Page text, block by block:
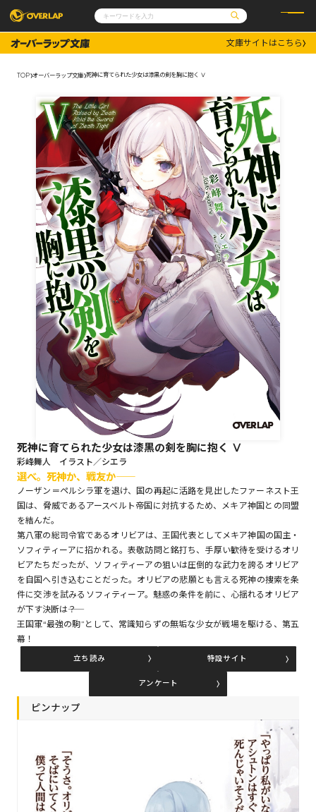
コミックガルド
コミッククリエ
文庫
ノベルス
その他
コミックエッセイ
ポケットモンスター
アニメ
ゲーム
通販・NEWS
OVERLAP STORE
オーバーラップ広報室
企業
会社概要
採用情報
アクセス
オーバーラップホールディングス
お問い合わせはこちら
オーバーラップ文庫
オーバーラップノベルス
オーバーラップノベルスf
ロサージュノベルス
コミックガルド
コミッククリエ
文庫サイトはこちら
TOP オーバーラップ文庫 死神に育てられた少女は漆黒の剣を胸に抱く Ⅴ
死神に育てられた少女は漆黒の剣を胸に抱く Ⅴ
彩峰舞人 イラスト／シエラ
選べ。死神か、戦友か――
ノーザン＝ペルシラ軍を退け、国の再起に活路を見出したファーネスト王
国は、脅威であるアースベルト帝国に対抗するため、メキア神国との同盟
を結んだ。
第八軍の総司令官であるオリビアは、王国代表としてメキア神国の国主・
ソフィティーアに招かれる。表敬訪問と銘打ち、手厚い歓待を受けるオリ
ビアたちだったが、ソフィティーアの狙いは圧倒的な武力を誇るオリビア
を自国へ引き込むことだった。オリビアの悲願とも言える死神の捜索を条
件に交渉を試みるソフィティーア。魅惑の条件を前に、心揺れるオリビア
が下す決断は――？
王国軍“最強の駒”として、常識知らずの無垢な少女が戦場を駆ける、第五
幕！
立ち読み 特設サイト
アンケート
ピンナップ